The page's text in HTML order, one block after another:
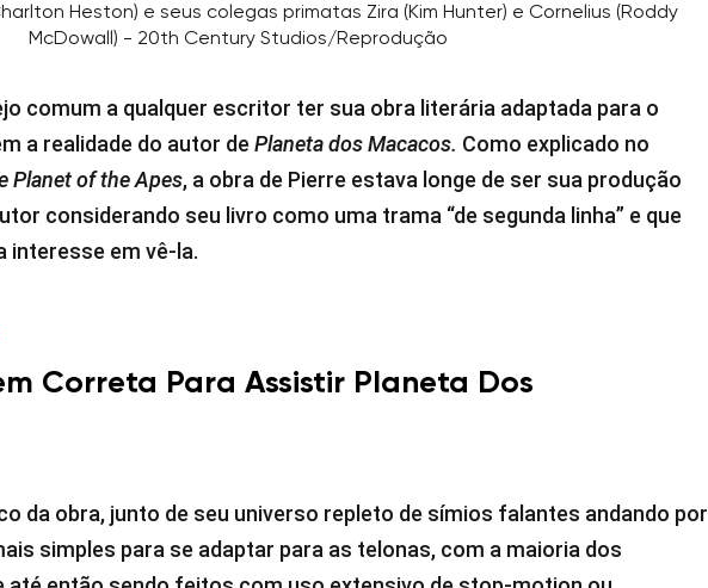
Heston) e seus colegas primatas Zira (Kim Hunter) e Cornelius (Roddy
McDowall) - 20th Century Studios/Reprodução
comum a qualquer escritor ter sua obra literária adaptada para o
a realidade do autor de Planeta dos Macacos. Como explicado no
Planet of the Apes, a obra de Pierre estava longe de ser sua produção
considerando seu livro como uma trama “de segunda linha” e que
interesse em vê-la.
Correta Para Assistir Planeta Dos
da obra, junto de seu universo repleto de símios falantes andando por
simples para se adaptar para as telonas, com a maioria dos